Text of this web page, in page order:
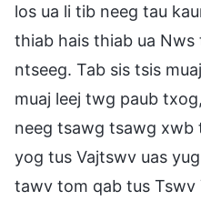
los ua li tib neeg tau
thiab hais thiab ua
ntseeg. Tab sis tsis
muaj leej twg paub
neeg tsawg tsawg xwb
yog tus Vajtswv uas
tawv tom qab tus Tswv